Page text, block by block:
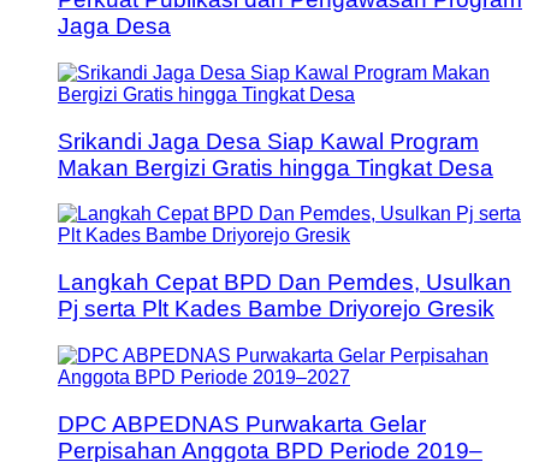
Jaga Desa
Srikandi Jaga Desa Siap Kawal Program
Makan Bergizi Gratis hingga Tingkat Desa
Langkah Cepat BPD Dan Pemdes, Usulkan
Pj serta Plt Kades Bambe Driyorejo Gresik
DPC ABPEDNAS Purwakarta Gelar
Perpisahan Anggota BPD Periode 2019–